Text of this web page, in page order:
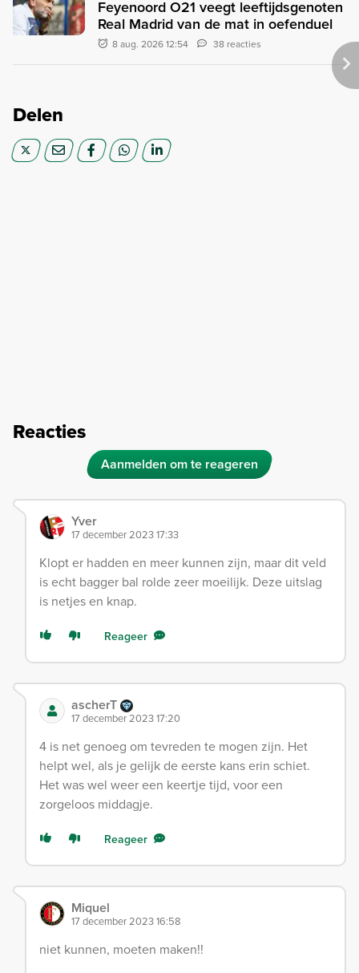
Feyenoord O21 veegt leeftijdsgenoten
Real Madrid van de mat in oefenduel
8 aug. 2026 12:54 38 reacties
Delen
Reacties
Aanmelden om te reageren
Yver
17 december 2023 17:33
Klopt er hadden en meer kunnen zijn, maar dit veld
is echt bagger bal rolde zeer moeilijk. Deze uitslag
is netjes en knap.
Reageer
ascherT
17 december 2023 17:20
4 is net genoeg om tevreden te mogen zijn. Het
helpt wel, als je gelijk de eerste kans erin schiet.
Het was wel weer een keertje tijd, voor een
zorgeloos middagje.
Reageer
Miquel
17 december 2023 16:58
niet kunnen, moeten maken!!